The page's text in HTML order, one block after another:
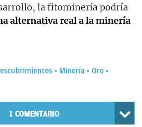
la fitominería podría
alternativa real a la minería
Minería
Oro
1 COMENTARIO